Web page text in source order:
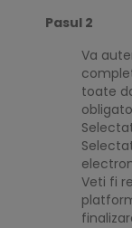
Pasul 2
Va
toate
Veti fi